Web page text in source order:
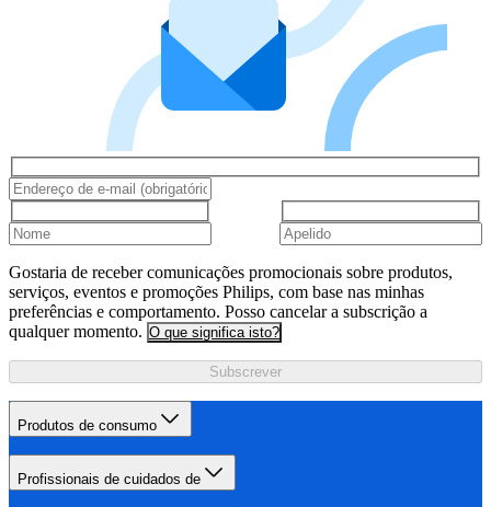
Gostaria de receber comunicações promocionais sobre produtos,
serviços, eventos e promoções Philips, com base nas minhas
preferências e comportamento. Posso cancelar a subscrição a
qualquer momento. O que significa isto?
Subscrever
Produtos de consumo
Profissionais de cuidados de